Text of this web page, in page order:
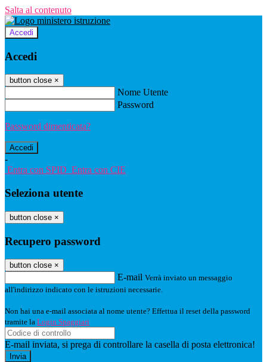
Salta al contenuto
Accedi
Accedi
button close ×
Nome Utente
Password
Password dimenticata?
-
Entra con SPID Entra con CIE
Seleziona utente
button close ×
Recupero password
button close ×
E-mail Verrà inviato un messaggio
all'indirizzo indicato con le istruzioni necessarie.
Non hai una e-mail associata al nome utente? Effettua il reset della password
tramite la Login Spaggiari
E-mail inviata, si prega di controllare la casella di posta elettronica!